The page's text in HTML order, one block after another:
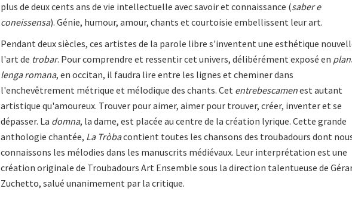
plus de deux cents ans de vie intellectuelle avec savoir et connaissance (saber e
coneissensa). Génie, humour, amour, chants et courtoisie embellissent leur art.
Pendant deux siècles, ces artistes de la parole libre s'inventent une esthétique
l'art de trobar. Pour comprendre et ressentir cet univers, délibérément exposé en
lenga romana, en occitan, il faudra lire entre les lignes et cheminer dans
l'enchevêtrement métrique et mélodique des chants. Cet entrebescamenest autant
artistique qu'amoureux. Trouver pour aimer, aimer pour trouver, créer, inventer et se
dépasser. La domna, la dame, est placée au centre de la création lyrique. Cette grande
anthologie chantée, La Tròbacontient toutes les chansons des troubadours dont
connaissons les mélodies dans les manuscrits médiévaux. Leur interprétation est une
création originale de Troubadours Art Ensemble sous la direction talentueuse de
Zuchetto, salué unanimement par la critique.